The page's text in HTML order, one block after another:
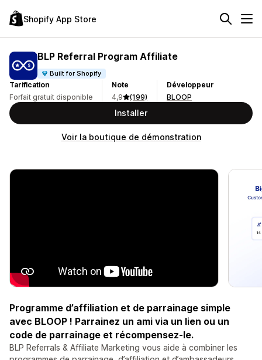
Shopify App Store
BLP Referral Program Affiliate
Built for Shopify
Tarification
Forfait gratuit disponible
Note
4,9
(199)
Développeur
BLOOP
Installer
Voir la boutique de démonstration
Programme d’affiliation et de parrainage simple
avec BLOOP ! Parrainez un ami via un lien ou un
code de parrainage et récompensez-le.
BLP Referrals & Affiliate Marketing vous aide à combiner les